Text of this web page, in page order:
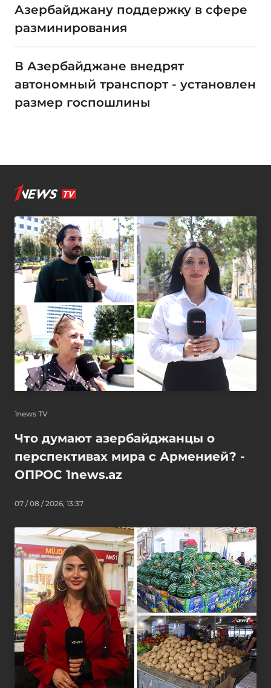
Азербайджану поддержку в сфере
разминирования
В Азербайджане внедрят
автономный транспорт - установлен
размер госпошлины
1news TV
Что думают азербайджанцы о
перспективах мира с Арменией? -
ОПРОС 1news.az
07 / 08 / 2026, 13:37